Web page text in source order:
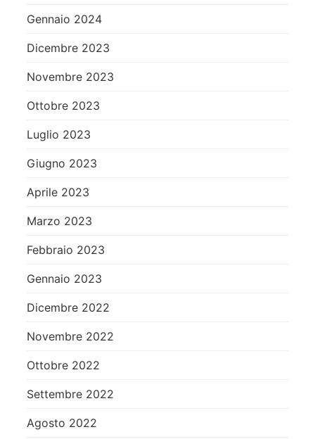
Gennaio 2024
Dicembre 2023
Novembre 2023
Ottobre 2023
Luglio 2023
Giugno 2023
Aprile 2023
Marzo 2023
Febbraio 2023
Gennaio 2023
Dicembre 2022
Novembre 2022
Ottobre 2022
Settembre 2022
Agosto 2022